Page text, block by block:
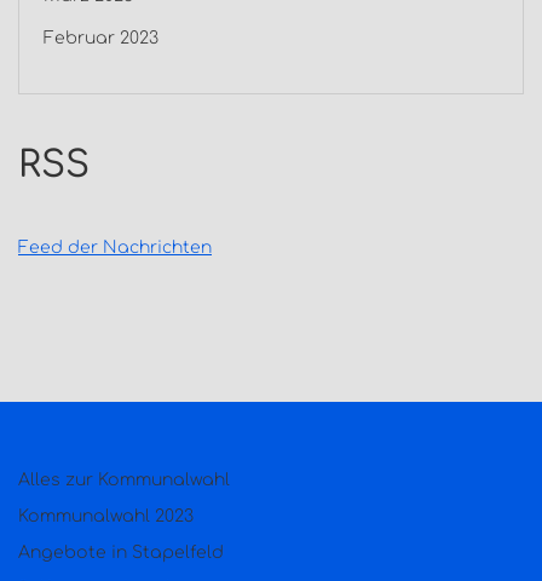
Februar 2023
RSS
Feed der Nachrichten
Alles zur Kommunalwahl
Kommunalwahl 2023
Angebote in Stapelfeld